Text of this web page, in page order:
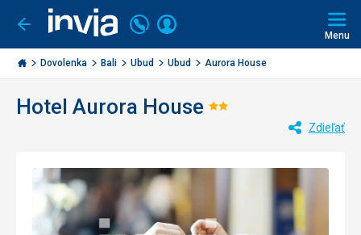
Ísť
späť
Invia.sk
Volajte
+421
2
3221
Prihlásiť
Menu
Dovolenka Bali Ubud Ubud Aurora House
Hotel Aurora House Hodnotenie:
Zdieľať